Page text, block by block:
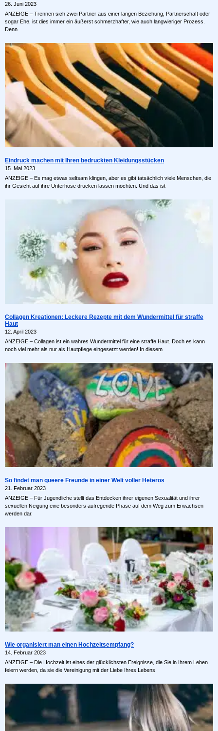
26. Juni 2023
ANZEIGE – Trennen sich zwei Partner aus einer langen Beziehung, Partnerschaft oder
sogar Ehe, ist dies immer ein äußerst schmerzhafter, wie auch langwieriger Prozess.
Denn
Eindruck machen mit Ihren bedruckten Kleidungsstücken
15. Mai 2023
ANZEIGE – Es mag etwas seltsam klingen, aber es gibt tatsächlich viele Menschen, die
ihr Gesicht auf ihre Unterhose drucken lassen möchten. Und das ist
Collagen Kreationen: Leckere Rezepte mit dem Wundermittel für straffe
Haut
12. April 2023
ANZEIGE – Collagen ist ein wahres Wundermittel für eine straffe Haut. Doch es kann
noch viel mehr als nur als Hautpflege eingesetzt werden! In diesem
So findet man queere Freunde in einer Welt voller Heteros
21. Februar 2023
ANZEIGE – Für Jugendliche stellt das Entdecken ihrer eigenen Sexualität und ihrer
sexuellen Neigung eine besonders aufregende Phase auf dem Weg zum Erwachsen
werden dar.
Wie organisiert man einen Hochzeitsempfang?
14. Februar 2023
ANZEIGE – Die Hochzeit ist eines der glücklichsten Ereignisse, die Sie in Ihrem Leben
feiern werden, da sie die Vereinigung mit der Liebe Ihres Lebens